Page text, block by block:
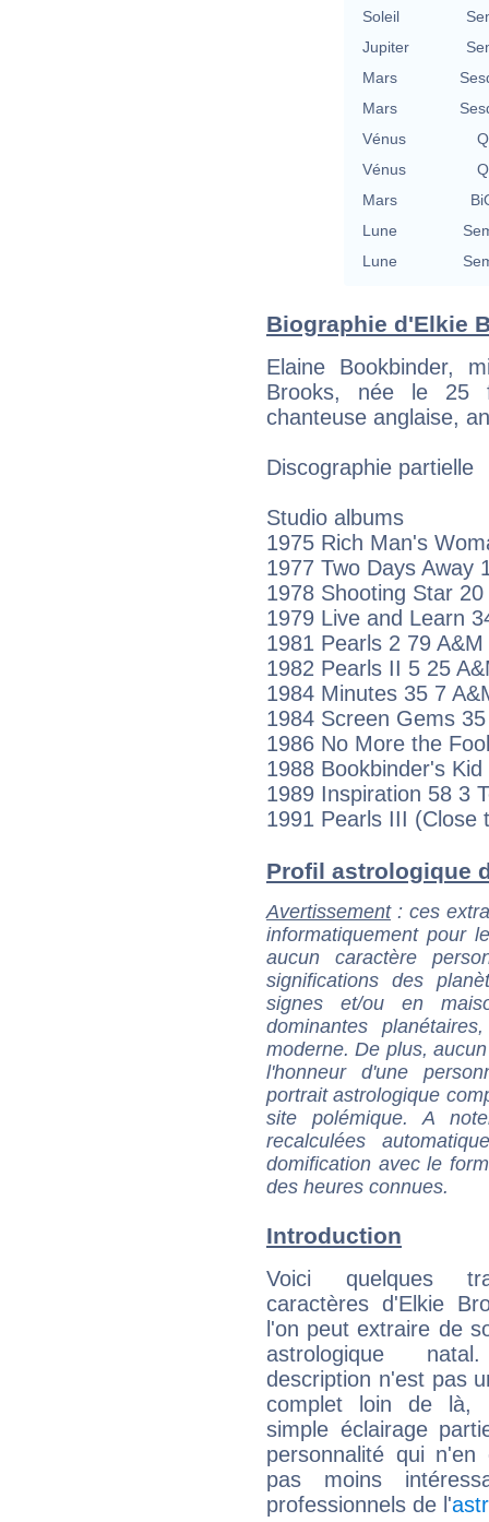
Soleil
Jupiter
Mars
Mars
Vénus
Vénus
Mars
Lune
Lune
Biographie d'Elkie
Elaine Bookbinder,
Brooks, née le 25
chanteuse anglaise,
Discographie partielle
Studio albums
1975 Rich Man's
1977 Two Days Away
1978 Shooting Star
1979 Live and Learn
1981 Pearls 2 79 A&M
1982 Pearls II 5 25
1984 Minutes 35 7
1984 Screen Gems
1986 No More the
1988 Bookbinder's
1989 Inspiration 58 3
1991 Pearls III (Close
Profil astrologique
Avertissement: ces
informatiquement pour
aucun caractère
significations des
signes et/ou en
dominantes
moderne. De plus,
l'honneur d'une
portrait astrologique
site polémique. A
recalculées
domification avec le
des heures connues.
Introduction
Voici quelques
caractères d'Elkie
l'on peut extraire de
astrologique
description n'est pas
complet loin de là,
simple éclairage
personnalité qui n'en
pas moins
professionnels de l'